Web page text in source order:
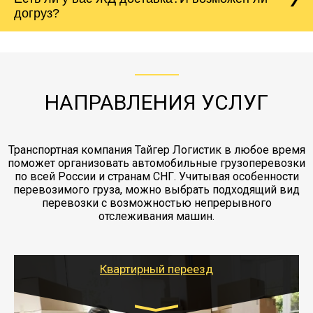
холодильника - обложить картонными
коробками и обмотать стрейч пленкой.
Вашего груза по ставке 0.15 от стоимости
груза. Мы сотрудничаем по услугам страховки
заканчивая выгрузкой в пункте получателя.
догруз?
НАПРАВЛЕНИЯ УСЛУГ
Транспортная компания Тайгер Логистик в любое время
поможет организовать автомобильные грузоперевозки
по всей России и странам СНГ. Учитывая особенности
перевозимого груза, можно выбрать подходящий вид
перевозки с возможностью непрерывного
отслеживания машин.
Квартирный переезд